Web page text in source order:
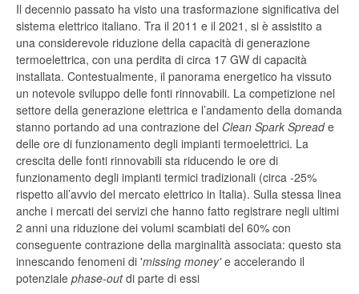
Il decennio passato ha visto una trasformazione significativa del
sistema elettrico italiano. Tra il 2011 e il 2021, si è assistito a
una considerevole riduzione della capacità di generazione
termoelettrica, con una perdita di circa 17 GW di capacità
installata. Contestualmente, il panorama energetico ha vissuto
un notevole sviluppo delle fonti rinnovabili. La competizione nel
settore della generazione elettrica e l’andamento della domanda
stanno portando ad una contrazione del Clean Spark Spreade
delle ore di funzionamento degli impianti termoelettrici. La
crescita delle fonti rinnovabili sta riducendo le ore di
funzionamento degli impianti termici tradizionali (circa -25%
rispetto all’avvio del mercato elettrico in Italia). Sulla stessa linea
anche i mercati dei servizi che hanno fatto registrare negli ultimi
2 anni una riduzione dei volumi scambiati del 60% con
conseguente contrazione della marginalità associata: questo sta
innescando fenomeni di 'missing money'e accelerando il
potenziale phase-outdi parte di essi